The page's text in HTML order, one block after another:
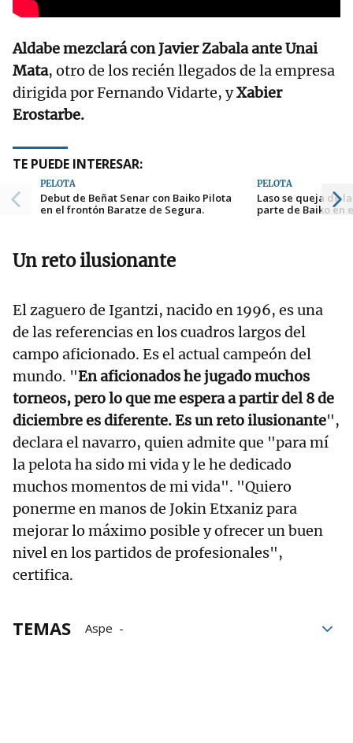
Aldabe mezclará con Javier Zabala ante Unai
Mata, otro de los recién llegados de la empresa
dirigida por Fernando Vidarte, yXabier
Erostarbe.
TE PUEDE INTERESAR:
PELOTA
Debut de Beñat Senar con Baiko Pilota
en el frontón Baratze de Segura.
PELOTA
Laso se queja de
parte de Baiko en
Un reto ilusionante
El zaguero de Igantzi, nacido en 1996, es una
de las referencias en los cuadros largos del
campo aficionado. Es el actual campeón del
mundo. "En aficionados he jugado muchos
torneos, pero lo que me espera a partir del 8 de
diciembre es diferente. Es un reto ilusionante",
declara el navarro, quien admite que "para mí
la pelota ha sido mi vida y le he dedicado
muchos momentos de mi vida". "Quiero
ponerme en manos de Jokin Etxaniz para
mejorar lo máximo posible y ofrecer un buen
nivel en los partidos de profesionales",
certifica.
TEMAS
Aspe